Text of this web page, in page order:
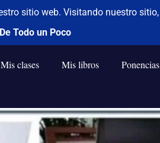
Mis clases Mis libros Ponencias